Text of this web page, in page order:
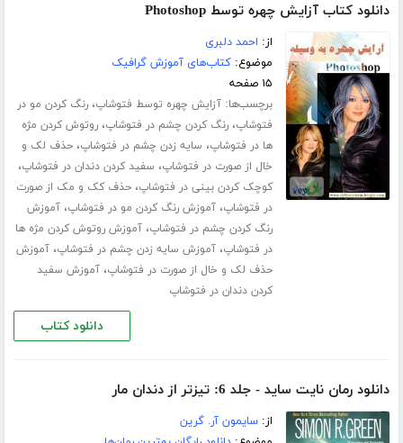
دانلود کتاب آزایش چهره توسط Photoshop
از: احمد دلبری
موضوع:کتاب‌های آموزش گرافیک
۱۵ صفحه
برچسب‌ها:آزایش چهره توسط فتوشاپ،رنگ کردن مو در
فتوشاپ،رنگ کردن چشم در فتوشاپ،روتوش کردن مژه
ها در فتوشاپ، سایه زدن چشم در فتوشاپ،حذف لک و
خال از صورت در فتوشاپ، سفید کردن دندان در فتوشاپ،
کوچک کردن بینی در فتوشاپ،حذف کک و مک از صورت
در فتوشاپ،آموزش رنگ کردن مو در فتوشاپ،آموزش
رنگ کردن چشم در فتوشاپ،آموزش روتوش کردن مژه ها
در فتوشاپ،آموزش سایه زدن چشم در فتوشاپ،آموزش
حذف لک و خال از صورت در فتوشاپ،آموزش سفید
کردن دندان در فتوشاپ
دانلود کتاب
دانلود رمان نایت ساید - جلد 6: تیزتر از دندان مار
از:سایمون آر. گرین